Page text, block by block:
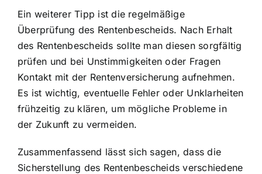
Ein weiterer Tipp ist die regelmäßige
Überprüfung des Rentenbescheids. Nach Erhalt
des Rentenbescheids sollte man diesen sorgfältig
prüfen und bei Unstimmigkeiten oder Fragen
Kontakt mit der Rentenversicherung aufnehmen.
Es ist wichtig, eventuelle Fehler oder Unklarheiten
frühzeitig zu klären, um mögliche Probleme in
der Zukunft zu vermeiden.
Zusammenfassend lässt sich sagen, dass die
Sicherstellung des Rentenbescheids verschiedene